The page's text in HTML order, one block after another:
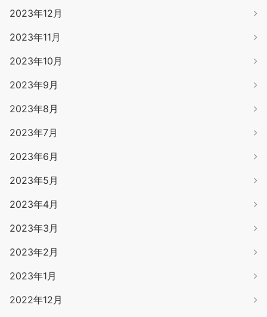
2023年12月
2023年11月
2023年10月
2023年9月
2023年8月
2023年7月
2023年6月
2023年5月
2023年4月
2023年3月
2023年2月
2023年1月
2022年12月